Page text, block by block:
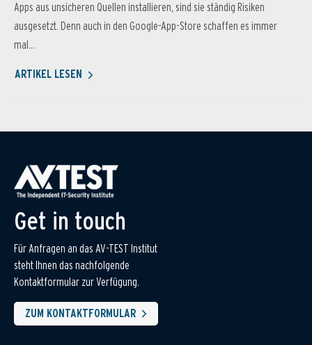
Apps aus unsicheren Quellen installieren, sind sie ständig Risiken
ausgesetzt. Denn auch in den Google-App-Store schaffen es immer
mal...
ARTIKEL LESEN
Get in touch
Für Anfragen an das AV-TEST Institut
steht Ihnen das nachfolgende
Kontaktformular zur Verfügung.
ZUM KONTAKTFORMULAR